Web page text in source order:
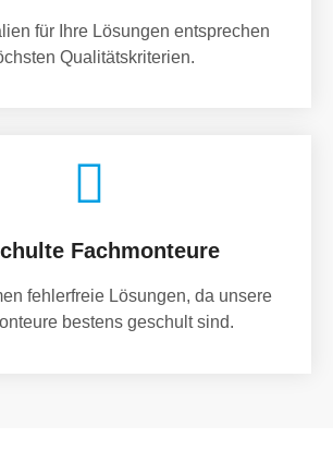
für Ihre Lösungen entsprechen
Qualitätskriterien.
Fachmonteure
fehlerfreie Lösungen, da unsere
bestens geschult sind.